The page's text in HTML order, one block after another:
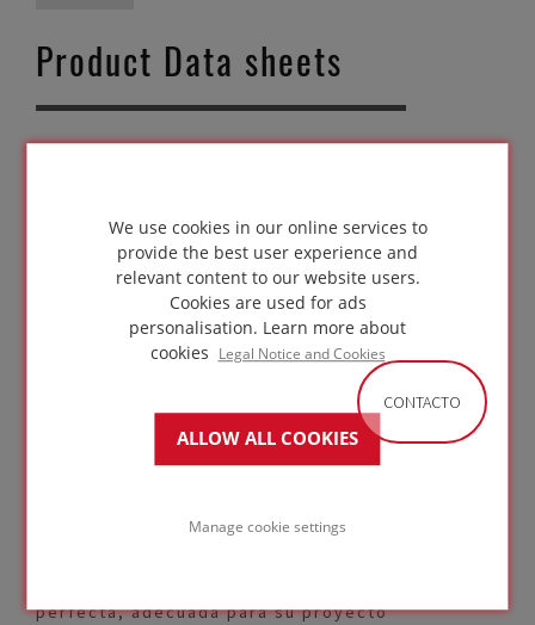
We use cookies in our online services to
provide the best user experience and
relevant content to our website users.
Cookies are used for ads
personalisation. Learn more about
cookies
Legal Notice and Cookies
ALLOW ALL COOKIES
Manage cookie settings
Product Data sheets
Safety Data sheets
SDS - Slabs and Tapered
perfecta, adecuada para su proyecto
CONTACTO